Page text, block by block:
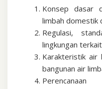
Konsep dasar
limbah domestik
Regulasi,
lingkungan
Karakteristik air
bangunan air